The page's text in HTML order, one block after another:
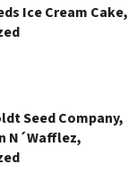
Ice Cream Cake,
Seed Company,
N´Wafflez,